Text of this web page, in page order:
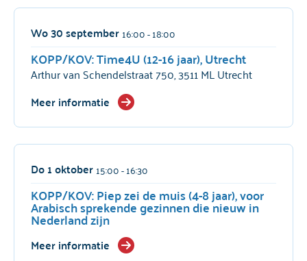
Wo 30 september 16:00- 18:00
KOPP/KOV: Time4U (12-16 jaar), Utrecht
Arthur van Schendelstraat 750, 3511 ML Utrecht
Meer informatie
Do 1 oktober 15:00- 16:30
KOPP/KOV: Piep zei de muis (4-8 jaar), voor
Arabisch sprekende gezinnen die nieuw in
Nederland zijn
Meer informatie